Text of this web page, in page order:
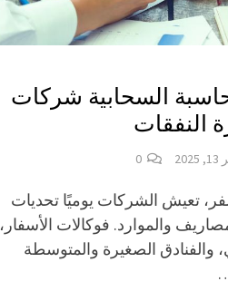
السحابية شركات
النفقات
0
تعيش الشركات يوميًا تحديات
والموارد. فوكالات
والفنادق الصغيرة والمتوسطة